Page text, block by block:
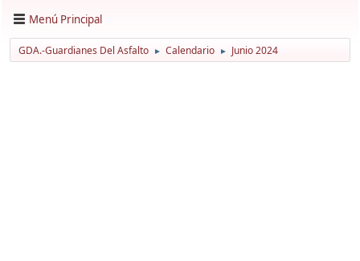
Menú Principal
GDA.-Guardianes Del Asfalto ► Calendario ► Junio 2024